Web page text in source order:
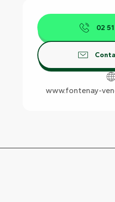
Ouverture
02
www.fontenay-